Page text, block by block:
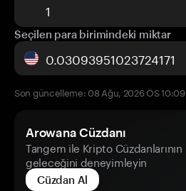
Seçilen para birimindeki miktar
Son güncelleme: 08 Ağu, 2026 ÖS 10:09
Arowana Cüzdanı
Tangem ile Kripto Cüzdanlarının
geleceğini deneyimleyin
Cüzdan Al